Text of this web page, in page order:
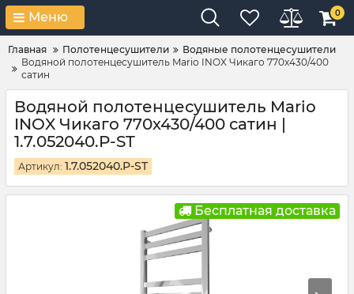
Меню 0
Главная Полотенцесушители
Водяные полотенцесушители
Водяной полотенцесушитель Mario INOX Чикаго 770х430/400
сатин
Водяной полотенцесушитель Mario
INOX Чикаго 770х430/400 сатин |
1.7.052040.P-ST
Артикул: 1.7.052040.P-ST
Бесплатная доставка